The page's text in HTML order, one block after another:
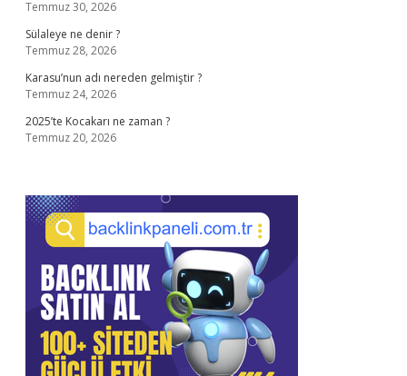
Temmuz 30, 2026
Sülaleye ne denir ?
Temmuz 28, 2026
Karasu’nun adı nereden gelmiştir ?
Temmuz 24, 2026
2025’te Kocakarı ne zaman ?
Temmuz 20, 2026